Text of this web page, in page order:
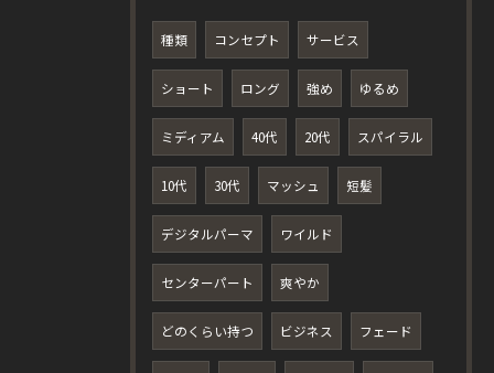
種類 コンセプト サービス
ショート ロング 強め ゆるめ
ミディアム 40代 20代 スパイラル
10代 30代 マッシュ 短髪
デジタルパーマ ワイルド
センターパート 爽やか
どのくらい持つ ビジネス フェード